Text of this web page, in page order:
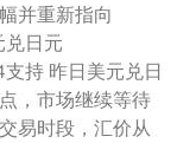
并重新指向
日元
持 昨日美元兑日
，市场继续等待
易时段，汇价从